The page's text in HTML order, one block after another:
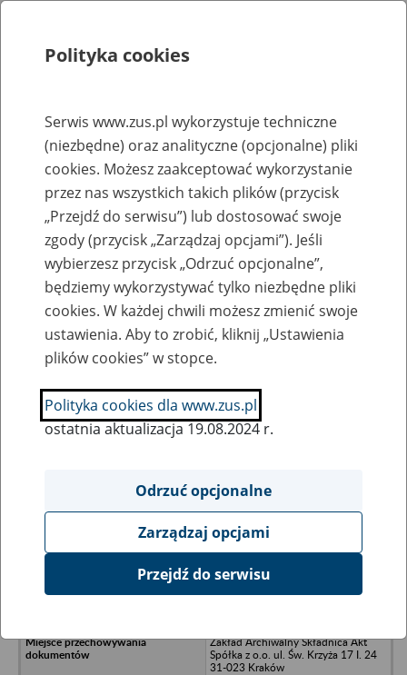
Rejestry, ewidencje i archiwa
Baza zlikwidowanych lub
przekształconych zakładów pracy
Nazwa zakładu pracy:
SZUKAJ
Ukryj wszystkie pozycje bazy
AUTOSERVICE Spółka z o.o.,/n28-
Zakład Archiwalny Składnica Akt
Spółka z o.o. ul. Św. Krzyża 17 I. 24
31-023 Kraków
Polityka cookies
Serwis www.zus.pl wykorzystuje techniczne
(niezbędne) oraz analityczne (opcjonalne) pliki
cookies. Możesz zaakceptować wykorzystanie
przez nas wszystkich takich plików (przycisk
„Przejdź do serwisu”) lub dostosować swoje
zgody (przycisk „Zarządzaj opcjami”). Jeśli
wybierzesz przycisk „Odrzuć opcjonalne”,
będziemy wykorzystywać tylko niezbędne pliki
cookies. W każdej chwili możesz zmienić swoje
ustawienia. Aby to zrobić, kliknij „Ustawienia
plików cookies” w stopce.
Polityka cookies dla www.zus.pl
ostatnia aktualizacja 19.08.2024 r.
Odrzuć opcjonalne
Zarządzaj opcjami
Przejdź do serwisu